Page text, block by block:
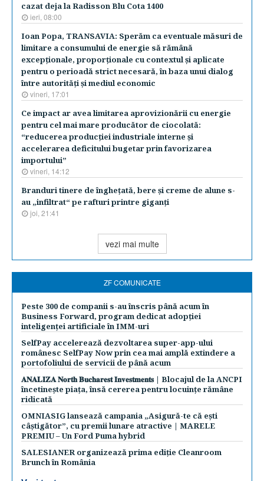
cazat deja la Radisson Blu Cota 1400
ieri, 08:00
Ioan Popa, TRANSAVIA: Sperăm ca eventuale măsuri de
limitare a consumului de energie să rămână
excepţionale, proporţionale cu contextul şi aplicate
pentru o perioadă strict necesară, în baza unui dialog
între autorităţi şi mediul economic
vineri, 17:01
Ce impact ar avea limitarea aprovizionării cu energie
pentru cel mai mare producător de ciocolată:
“reducerea producţiei industriale interne şi
accelerarea deficitului bugetar prin favorizarea
importului”
vineri, 14:12
Branduri tinere de îngheţată, bere şi creme de alune s-
au „infiltrat“ pe rafturi printre giganţi
joi, 21:41
vezi mai multe
ZF COMUNICATE
Peste 300 de companii s-au înscris până acum în
Business Forward, program dedicat adopției
inteligenței artificiale în IMM-uri
SelfPay accelerează dezvoltarea super-app-ului
românesc SelfPay Now prin cea mai amplă extindere a
portofoliului de servicii de până acum
𝐀𝐍𝐀𝐋𝐈𝐙𝐀 𝐍𝐨𝐫𝐭𝐡 𝐁𝐮𝐜𝐡𝐚𝐫𝐞𝐬𝐭 𝐈𝐧𝐯𝐞𝐬𝐭𝐦𝐞𝐧𝐭𝐬 | Blocajul de la ANCPI
încetinește piața, însă cererea pentru locuințe rămâne
ridicată
OMNIASIG lansează campania „Asigură-te că ești
câștigător”, cu premii lunare atractive | MARELE
PREMIU – Un Ford Puma hybrid
SALESIANER organizează prima ediție Cleanroom
Brunch în România